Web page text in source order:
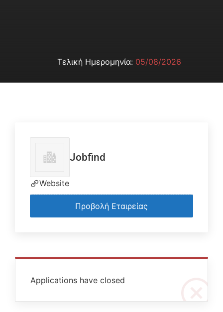
Τελική Ημερομηνία: 05/08/2026
Applications have closed
Jobfind
Website
Προβολή Εταιρείας